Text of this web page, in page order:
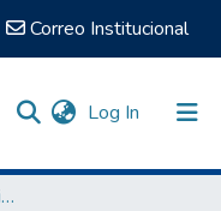
Correo Institucional
Log In (current)
Facultad de Ciencias Administrativas y Humanísticas